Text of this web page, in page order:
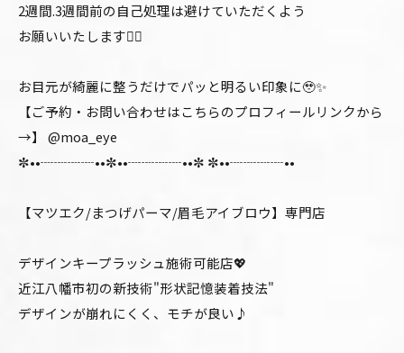
2週間.3週間前の自己処理は避けていただくよう
お願いいたします🙇‍♂️
お目元が綺麗に整うだけでパッと明るい印象に🥹✨
【ご予約・お問い合わせはこちらのプロフィールリンクから
→】 @moa_eye
✼••┈┈┈┈••✼••┈┈┈┈••✼ ✼••┈┈┈┈••
【マツエク/まつげパーマ/眉毛アイブロウ】専門店
デザインキープラッシュ施術可能店💖
近江八幡市初の新技術"形状記憶装着技法"
デザインが崩れにくく、モチが良い♪